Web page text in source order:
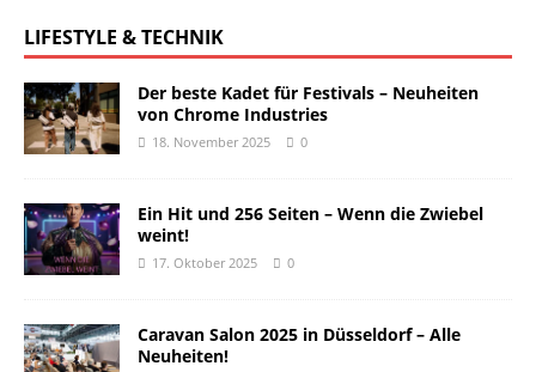
LIFESTYLE & TECHNIK
Der beste Kadet für Festivals – Neuheiten
von Chrome Industries
18. November 2025 0
Ein Hit und 256 Seiten – Wenn die Zwiebel
weint!
17. Oktober 2025 0
Caravan Salon 2025 in Düsseldorf – Alle
Neuheiten!